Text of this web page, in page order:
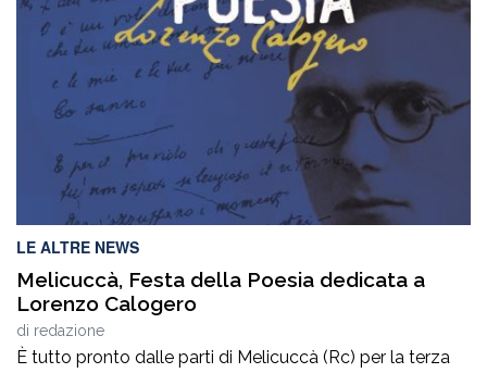
LE ALTRE NEWS
Melicuccà, Festa della Poesia dedicata a
Lorenzo Calogero
di redazione
È tutto pronto dalle parti di Melicuccà (Rc) per la terza